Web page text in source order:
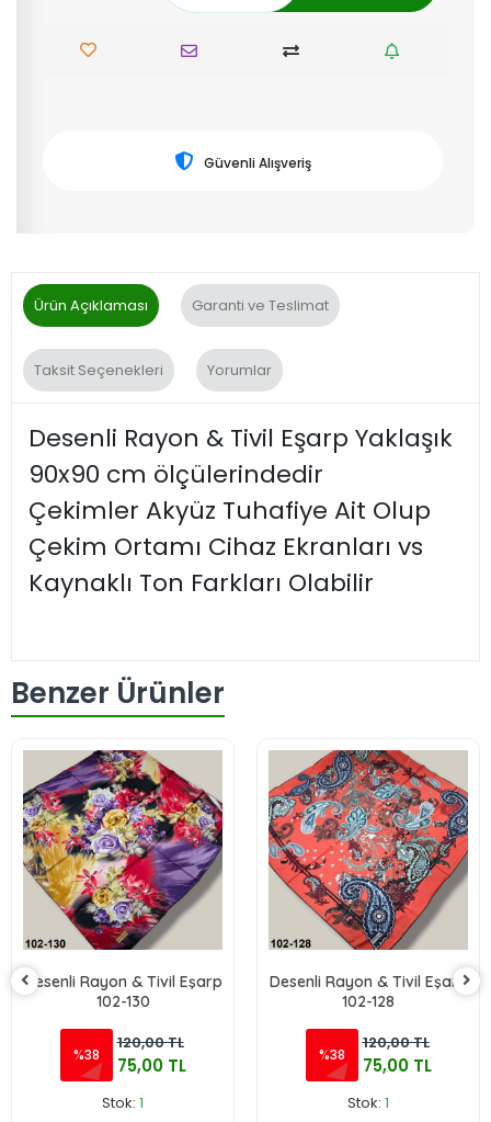
Güvenli Alışveriş
Ürün Açıklaması Garanti ve Teslimat
Taksit Seçenekleri Yorumlar
Desenli Rayon & Tivil Eşarp Yaklaşık
90x90 cm ölçülerindedir
Çekimler Akyüz Tuhafiye Ait Olup
Çekim Ortamı Cihaz Ekranları vs
Kaynaklı Ton Farkları Olabilir
Benzer Ürünler
Desenli Rayon & Tivil Eşarp
102-130
%38
120,00 TL
75,00 TL
Stok: 1
Desenli Rayon & Tivil Eşarp
102-128
%38
120,00 TL
75,00 TL
Stok: 1